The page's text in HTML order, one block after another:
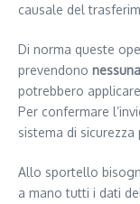
causale del
Di norma queste
prevendono
potrebbero
Per confermare
sistema di
Allo sportello
a mano tutti i dati